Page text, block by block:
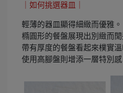
｜如何挑選器皿｜
輕薄的器皿顯得細緻而優雅。
橢圓形的餐盤展現出別緻而閒
帶有厚度的餐盤看起來樸實溫
使用高腳盤則增添一層特別感